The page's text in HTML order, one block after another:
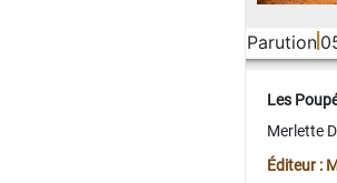
Parution
Les
Merlette
Éditeur :